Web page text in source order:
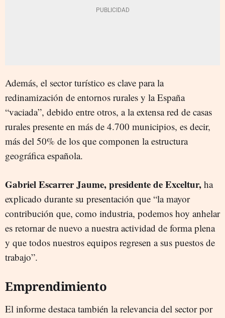
Además, el sector turístico es clave para la
redinamización de entornos rurales y la España
“vaciada”, debido entre otros, a la extensa red de casas
rurales presente en más de 4.700 municipios, es decir,
más del 50% de los que componen la estructura
geográfica española.
Gabriel Escarrer Jaume, presidente de Exceltur, ha
explicado durante su presentación que “la mayor
contribución que, como industria, podemos hoy anhelar
es retornar de nuevo a nuestra actividad de forma plena
y que todos nuestros equipos regresen a sus puestos de
trabajo”.
Emprendimiento
El informe destaca también la relevancia del sector por